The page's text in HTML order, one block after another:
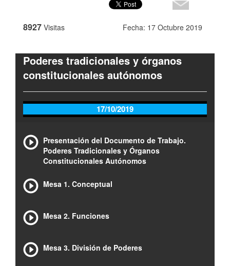
8927 Visitas Fecha: 17 Octubre 2019
Poderes tradicionales y órganos
constitucionales autónomos
17/10/2019
Presentación del Documento de Trabajo.
Poderes Tradicionales y Órganos
Constitucionales Autónomos
Mesa 1. Conceptual
Mesa 2. Funciones
Mesa 3. División de Poderes